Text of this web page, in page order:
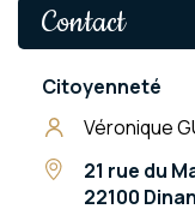
Contact
Citoyenneté
Véronique
21 rue du
22100 Dinan